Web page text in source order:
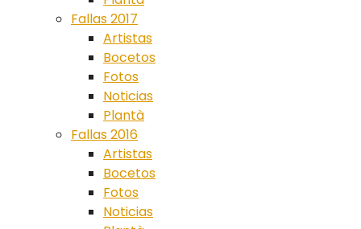
Fallas 2017
Artistas
Bocetos
Fotos
Noticias
Plantà
Fallas 2016
Artistas
Bocetos
Fotos
Noticias